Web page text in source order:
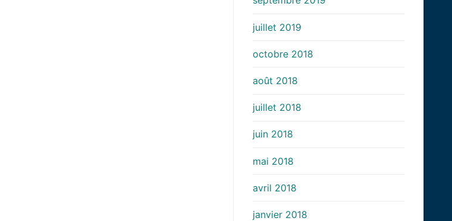
juillet 2019
octobre 2018
août 2018
juillet 2018
juin 2018
mai 2018
avril 2018
janvier 2018